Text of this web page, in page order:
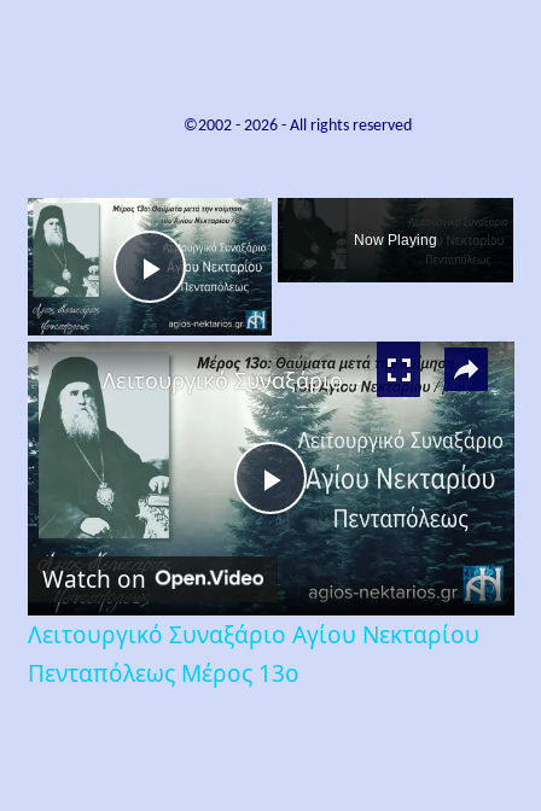
©2002 - 2026- All rights reserved
×
Play
Video
Now Playing
×
Play
Video
Λειτουργικό Συναξάριο Αγίου Νεκταρίου Πενταπόλεως Μέρος 13ο
Watch on
Λειτουργικό Συναξάριο Αγίου Νεκταρίου
Πενταπόλεως Μέρος 13ο